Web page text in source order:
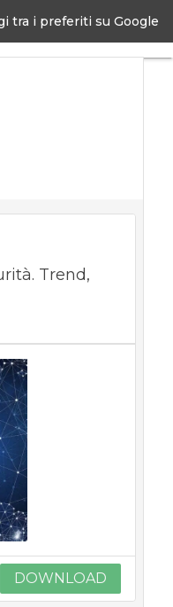
tra i preferiti su Google
Trend,
DOWNLOAD